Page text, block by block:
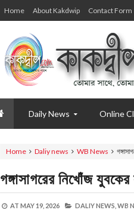
Home About Kakdwip Contact Form
Daily News Online
Home Daliy news WB News
গঙ্গাসাগরের নিখোঁজ
AT MAY 19, 2026 DALIY NEWS, WB